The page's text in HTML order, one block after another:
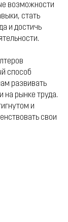
возможности
стать
и достичь
способ
развивать
на рынке труда.
и
свои